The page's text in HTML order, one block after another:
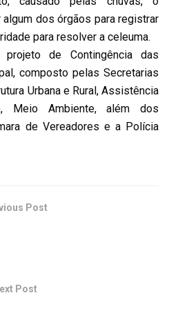
dos órgãos para registrar
para resolver a celeuma.
de Contingência das
composto pelas Secretarias
Urbana e Rural, Assistência
Meio Ambiente, além dos
de Vereadores e a Polícia
Post
Post